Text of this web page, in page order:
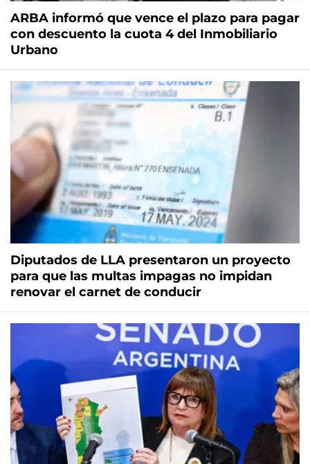
ARBA informó que vence el plazo para pagar
con descuento la cuota 4 del Inmobiliario
Urbano
Diputados de LLA presentaron un proyecto
para que las multas impagas no impidan
renovar el carnet de conducir